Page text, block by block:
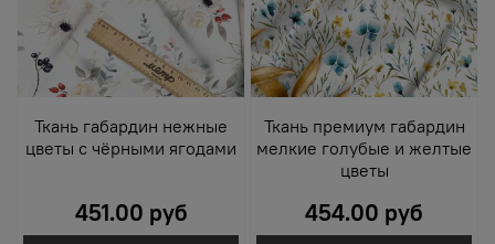
Ткань габардин нежные
цветы с чёрными ягодами
451.00 руб
Ткань премиум габардин
мелкие голубые и желтые
цветы
454.00 руб